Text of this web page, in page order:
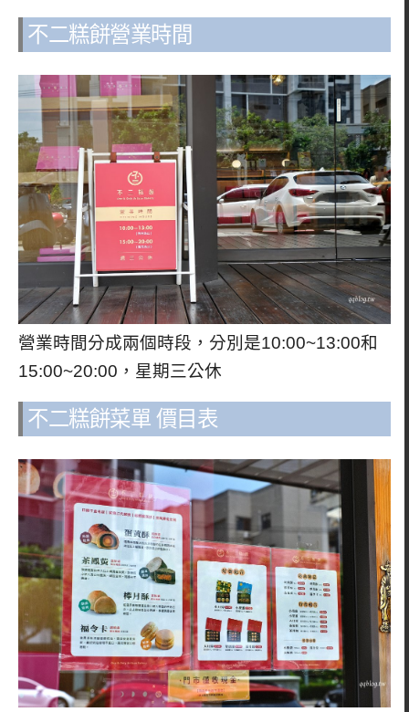
不二糕餅營業時間
營業時間分成兩個時段，分別是10:00~13:00和
15:00~20:00，星期三公休
不二糕餅菜單 價目表